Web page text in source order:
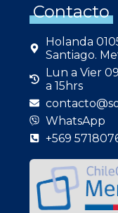
Contacto
Holanda
Santiago.
Lun a Vier
a 15hrs
WhatsApp
+569